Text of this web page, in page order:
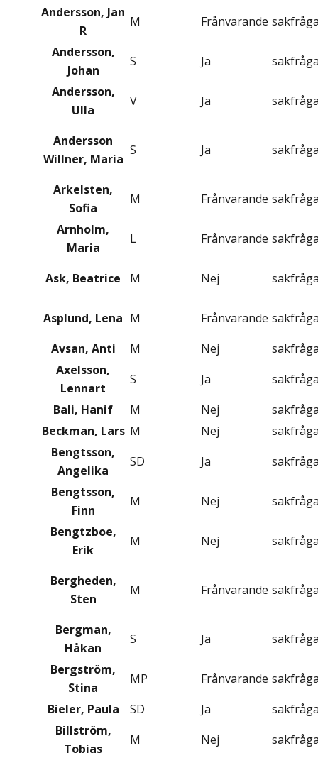
Andersson, Jan
R
M Frånvarande
Andersson,
Johan
S Ja
Andersson,
Ulla
V Ja
Andersson
Willner, Maria
S Ja
Arkelsten,
Sofia
M Frånvarande
Arnholm,
Maria
L Frånvarande
Ask, Beatrice M Nej
Asplund, Lena M Frånvarande
Avsan, Anti
M Nej
Axelsson,
Lennart
S Ja
Bali, Hanif
M Nej
Beckman, Lars M Nej
Bengtsson,
Angelika
SD Ja
Bengtsson,
Finn
M Nej
Bengtzboe,
Erik
M Nej
Bergheden,
Sten
M Frånvarande
Bergman,
Håkan
S Ja
Bergström,
Stina
MP Frånvarande
Bieler, Paula
SD Ja
Billström,
Tobias
M Nej